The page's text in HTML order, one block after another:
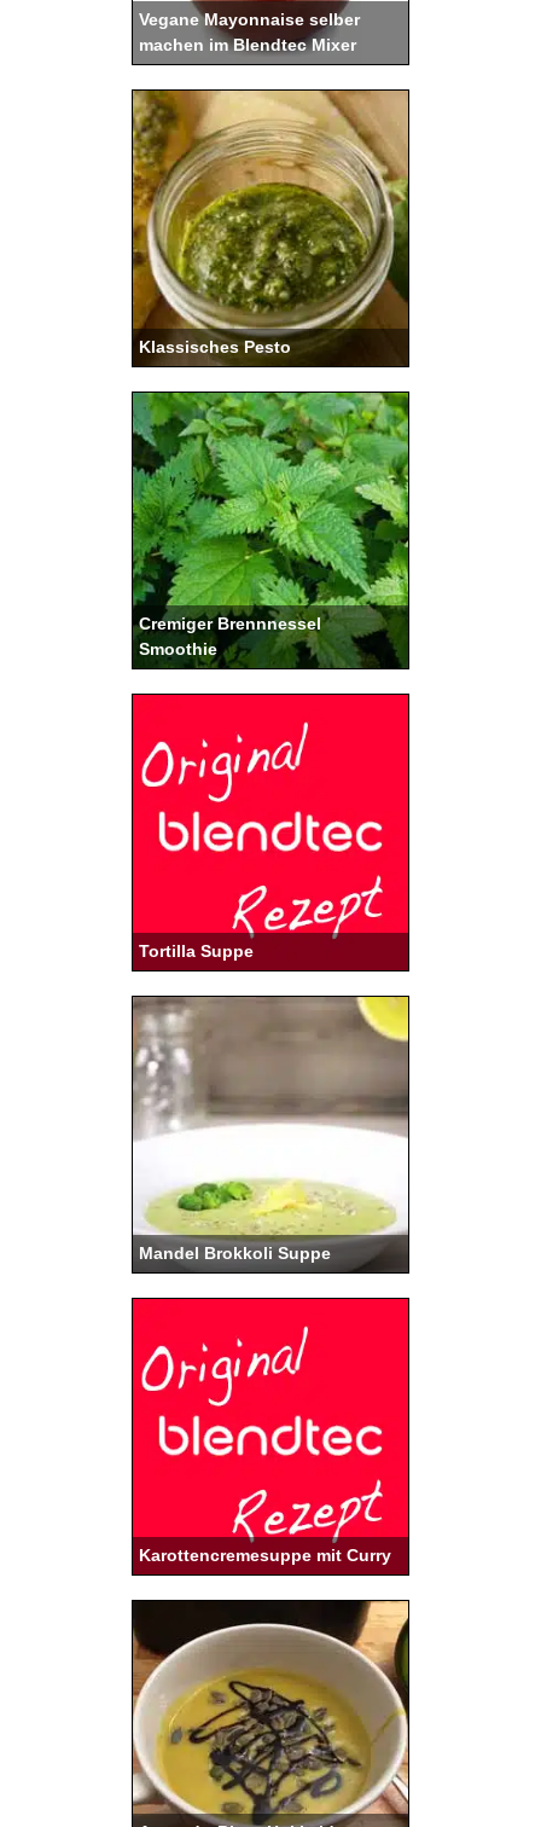
Vegane Mayonnaise selber
machen im Blendtec Mixer
Klassisches Pesto
Cremiger Brennnessel
Smoothie
Tortilla Suppe
Mandel Brokkoli Suppe
Karottencremesuppe mit Curry